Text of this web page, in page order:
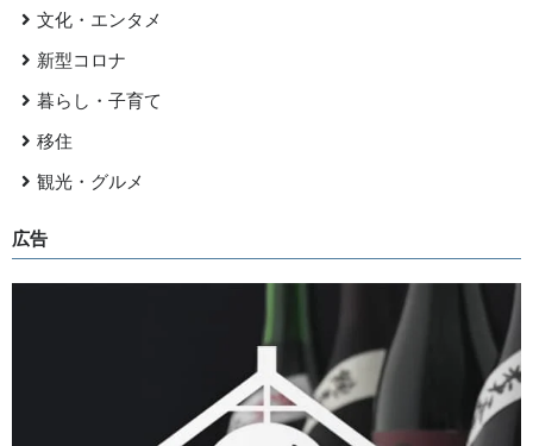
文化・エンタメ
新型コロナ
暮らし・子育て
移住
観光・グルメ
広告